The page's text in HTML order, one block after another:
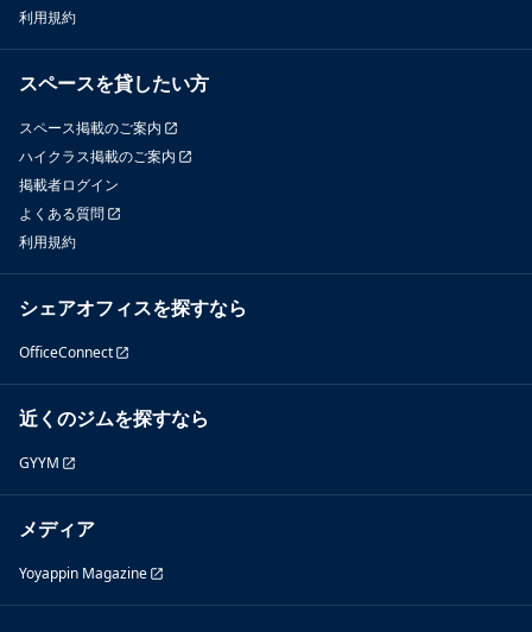
利用規約
スペースを貸したい方
スペース掲載のご案内
ハイクラス掲載のご案内
掲載者ログイン
よくある質問
利用規約
シェアオフィスを探すなら
OfficeConnect
近くのジムを探すなら
GYYM
メディア
Yoyappin Magazine